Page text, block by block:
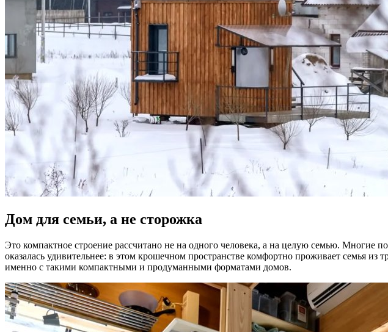
Дом для семьи, а не сторожка
Это компактное строение рассчитано не на одного человека, а на целую семью. Многие
оказалась удивительнее: в этом крошечном пространстве комфортно проживает семья
именно с такими компактными и продуманными форматами домов.